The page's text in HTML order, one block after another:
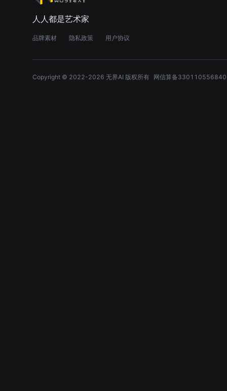
人人都是艺术家
品牌素材 隐私政策 用户协议
Copyright © 2022-2026 无界AI 版权所有 网信算备